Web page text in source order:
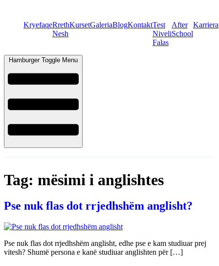
KryefaqeRreth
Nesh
KursetGaleriaBlogKontaktTest
Niveli
Falas
After
School
Karriera
Hamburger Toggle Menu
Tag: mësimi i anglishtes
Pse nuk flas dot rrjedhshëm anglisht?
Pse nuk flas dot rrjedhshëm anglisht, edhe pse e kam studiuar prej
vitesh? Shumë persona e kanë studiuar anglishten për […]